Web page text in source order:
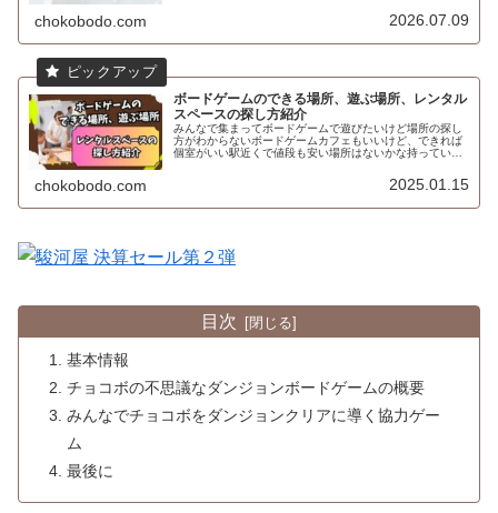
chokobodo.com 2026.07.09
ボードゲームのできる場所、遊ぶ場所、レンタル
スペースの探し方紹介
みんなで集まってボードゲームで遊びたいけど場所の探し
方がわからないボードゲームカフェもいいけど、できれば
個室がいい駅近くで値段も安い場所はないかな持っている
chokobodo.com 2025.01.15
目次
基本情報
チョコボの不思議なダンジョンボードゲームの概要
みんなでチョコボをダンジョンクリアに導く協力ゲー
ム
最後に